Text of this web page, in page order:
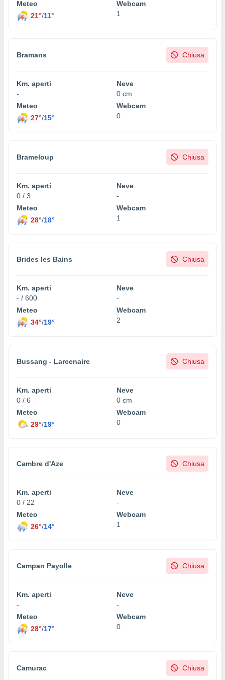
Meteo
21°/11°
Webcam
1
Bramans Chiusa
Km. aperti
-
Neve
0 cm
Meteo
27°/15°
Webcam
0
Brameloup Chiusa
Km. aperti
0 / 3
Neve
-
Meteo
28°/18°
Webcam
1
Brides les Bains Chiusa
Km. aperti
- / 600
Neve
-
Meteo
34°/19°
Webcam
2
Bussang - Larcenaire Chiusa
Km. aperti
0 / 6
Neve
0 cm
Meteo
29°/19°
Webcam
0
Cambre d'Aze Chiusa
Km. aperti
0 / 22
Neve
-
Meteo
26°/14°
Webcam
1
Campan Payolle Chiusa
Km. aperti
-
Neve
-
Meteo
28°/17°
Webcam
0
Camurac Chiusa